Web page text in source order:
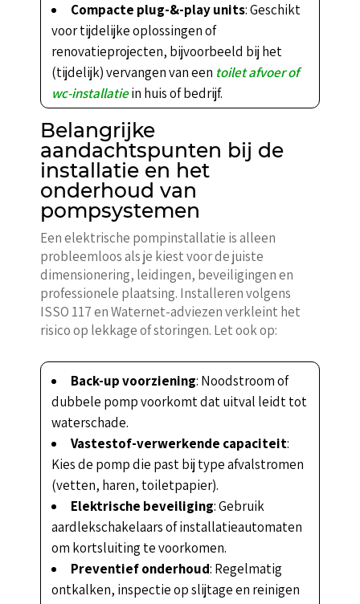
Compacte plug-&-play units: Geschikt
voor tijdelijke oplossingen of
renovatieprojecten, bijvoorbeeld bij het
(tijdelijk) vervangen van een toilet afvoer of
wc-installatiein huis of bedrijf.
Belangrijke
aandachtspunten bij de
installatie en het
onderhoud van
pompsystemen
Een elektrische pompinstallatie is alleen
probleemloos als je kiest voor de juiste
dimensionering, leidingen, beveiligingen en
professionele plaatsing. Installeren volgens
ISSO 117 en Waternet-adviezen verkleint het
risico op lekkage of storingen. Let ook op:
Back-up voorziening: Noodstroom of
dubbele pomp voorkomt dat uitval leidt tot
waterschade.
Vastestof-verwerkende capaciteit:
Kies de pomp die past bij type afvalstromen
(vetten, haren, toiletpapier).
Elektrische beveiliging: Gebruik
aardlekschakelaars of installatieautomaten
om kortsluiting te voorkomen.
Preventief onderhoud: Regelmatig
ontkalken, inspectie op slijtage en reinigen